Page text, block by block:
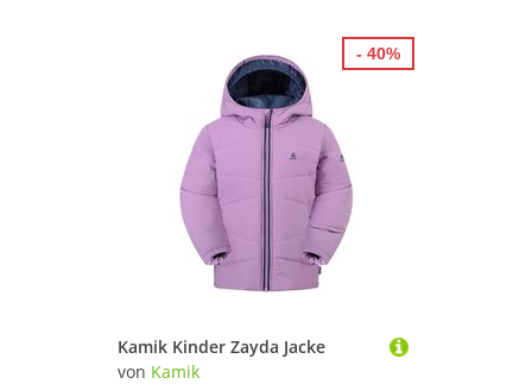
Kamik Kinder Zayda Jacke
von Kamik
- 40%